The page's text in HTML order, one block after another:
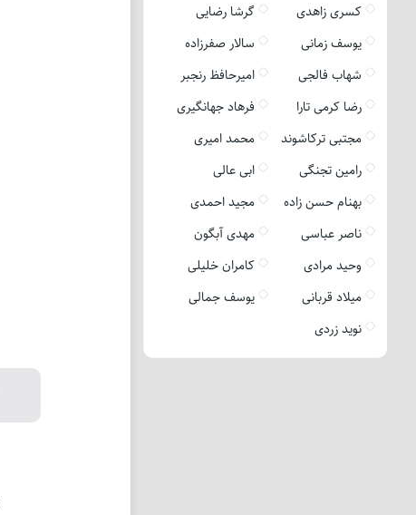
کسری زاهدی
گرشا رضایی
یوسف زمانی
سالار صفرزاده
شهاب فالجی
امیرحافظ رنجبر
رضا کرمی تارا
فرهاد جهانگیری
مجتبی ترکاشوند
محمد امیری
رامین تجنگی
ابی عالی
بهنام حسن زاده
مجید احمدی
ناصر عباسی
مهدی آبگون
وحید مرادی
کامران خلیلی
میلاد قربانی
یوسف جمالی
نوید زردی